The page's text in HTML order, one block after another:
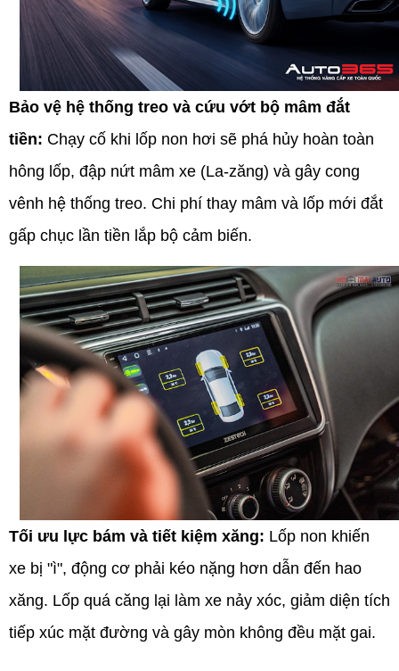
Bảo vệ hệ thống treo và cứu vớt bộ mâm đắt
tiền: Chạy cố khi lốp non hơi sẽ phá hủy hoàn toàn
hông lốp, đập nứt mâm xe (La-zăng) và gây cong
vênh hệ thống treo. Chi phí thay mâm và lốp mới đắt
gấp chục lần tiền lắp bộ cảm biến.
Tối ưu lực bám và tiết kiệm xăng: Lốp non khiến
xe bị "ì", động cơ phải kéo nặng hơn dẫn đến hao
xăng. Lốp quá căng lại làm xe nảy xóc, giảm diện tích
tiếp xúc mặt đường và gây mòn không đều mặt gai.